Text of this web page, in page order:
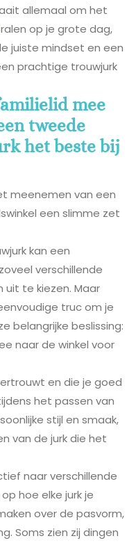
allemaal om het
op je grote dag,
juiste mindset en een
prachtige trouwjurk
mee
tweede
het beste bij
meenemen van een
een slimme zet
kan een
verschillende
te kiezen. Maar
truc om je
belangrijke beslissing:
naar de winkel voor
en die je goed
het passen van
stijl en smaak,
van de jurk die het
naar verschillende
hoe elke jurk je
over de pasvorm,
Soms zien zij dingen